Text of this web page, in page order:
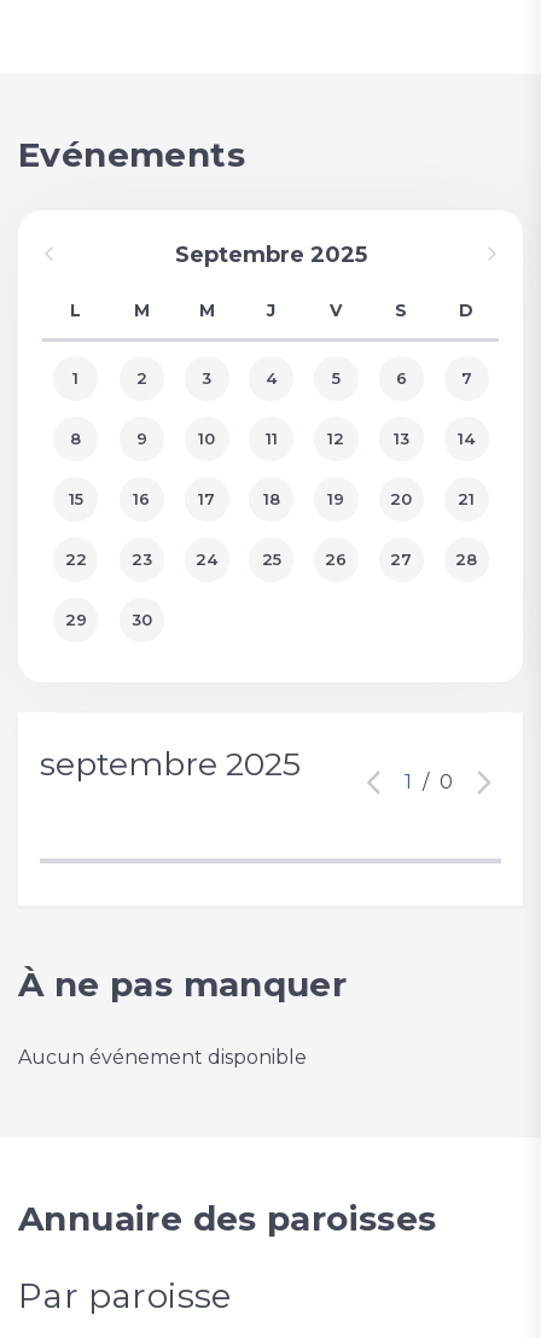
Evénements
Septembre 2025
L M M J V S D
1 2 3 4 5 6 7
8 9 10 11 12 13 14
15 16 17 18 19 20 21
22 23 24 25 26 27 28
29 30
septembre 2025 1 / 0
À ne pas manquer
Aucun événement disponible
Annuaire des paroisses
Par paroisse